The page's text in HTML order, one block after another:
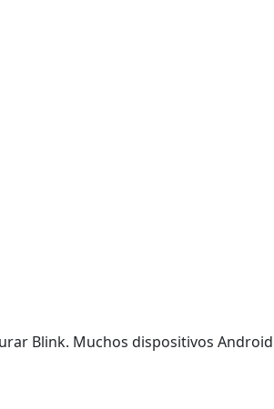
Blink. Muchos dispositivos Android